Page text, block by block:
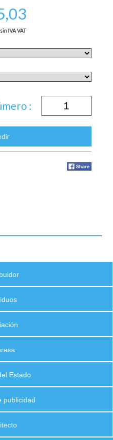
sin IVA VAT
:
Estado
publicidad